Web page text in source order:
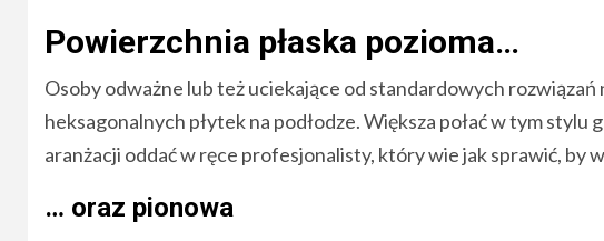
Powierzchnia płaska pozioma…
Osoby odważne lub też uciekające od standardowych
heksagonalnych płytek na podłodze. Większa połać w tym
aranżacji oddać w ręce profesjonalisty, który wie jak sprawić, by
… oraz pionowa